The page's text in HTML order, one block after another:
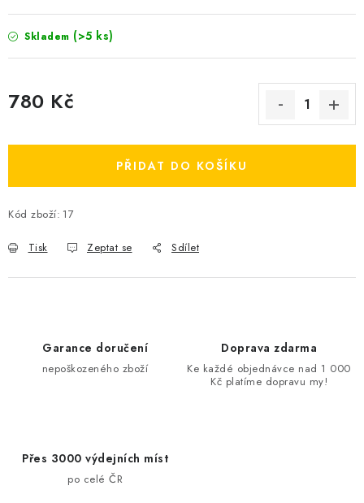
Skladem (>5 ks)
780 Kč
PŘIDAT DO KOŠÍKU
Kód zboží: 17
Tisk Zeptat se Sdílet
Garance doručení
nepoškozeného zboží
Doprava zdarma
Ke každé objednávce nad 1 000
Kč platíme dopravu my!
Přes 3000 výdejních míst
po celé ČR